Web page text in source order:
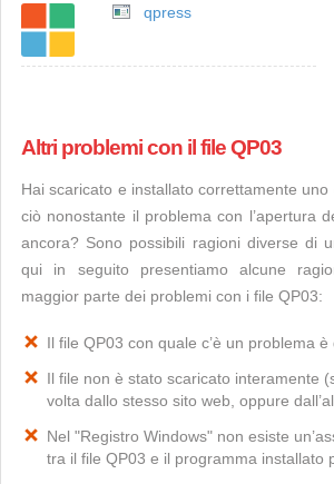
qpress
Altri problemi con il file QP03
Hai scaricato e installato correttamente
ciò nonostante il problema con l’apertura
ancora? Sono possibili ragioni diverse di
qui in seguito presentiamo alcune
maggior parte dei problemi con i file QP03:
Il file QP03 con quale c’è un problema
Il file non è stato scaricato interamente
volta dallo stesso sito web, oppure
Nel "Registro Windows" non esiste
tra il file QP03 e il programma installato